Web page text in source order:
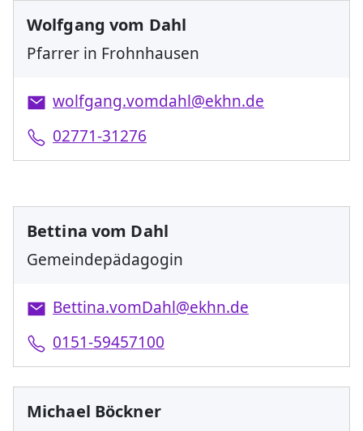
Wolfgang vom Dahl
Pfarrer in Frohnhausen
wolfgang.vomdahl@ekhn.de
02771-31276
Bettina vom Dahl
Gemeindepädagogin
Bettina.vomDahl@ekhn.de
0151-59457100
Michael Böckner